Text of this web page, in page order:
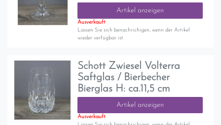
Artikel anzeigen
Ausverkauft
Lassen Sie sich benachrichigen, wenn der Artikel
wieder verfügbar ist.
Schott Zwiesel Volterra
Saftglas / Bierbecher
Bierglas H: ca.11,5 cm
Artikel anzeigen
Ausverkauft